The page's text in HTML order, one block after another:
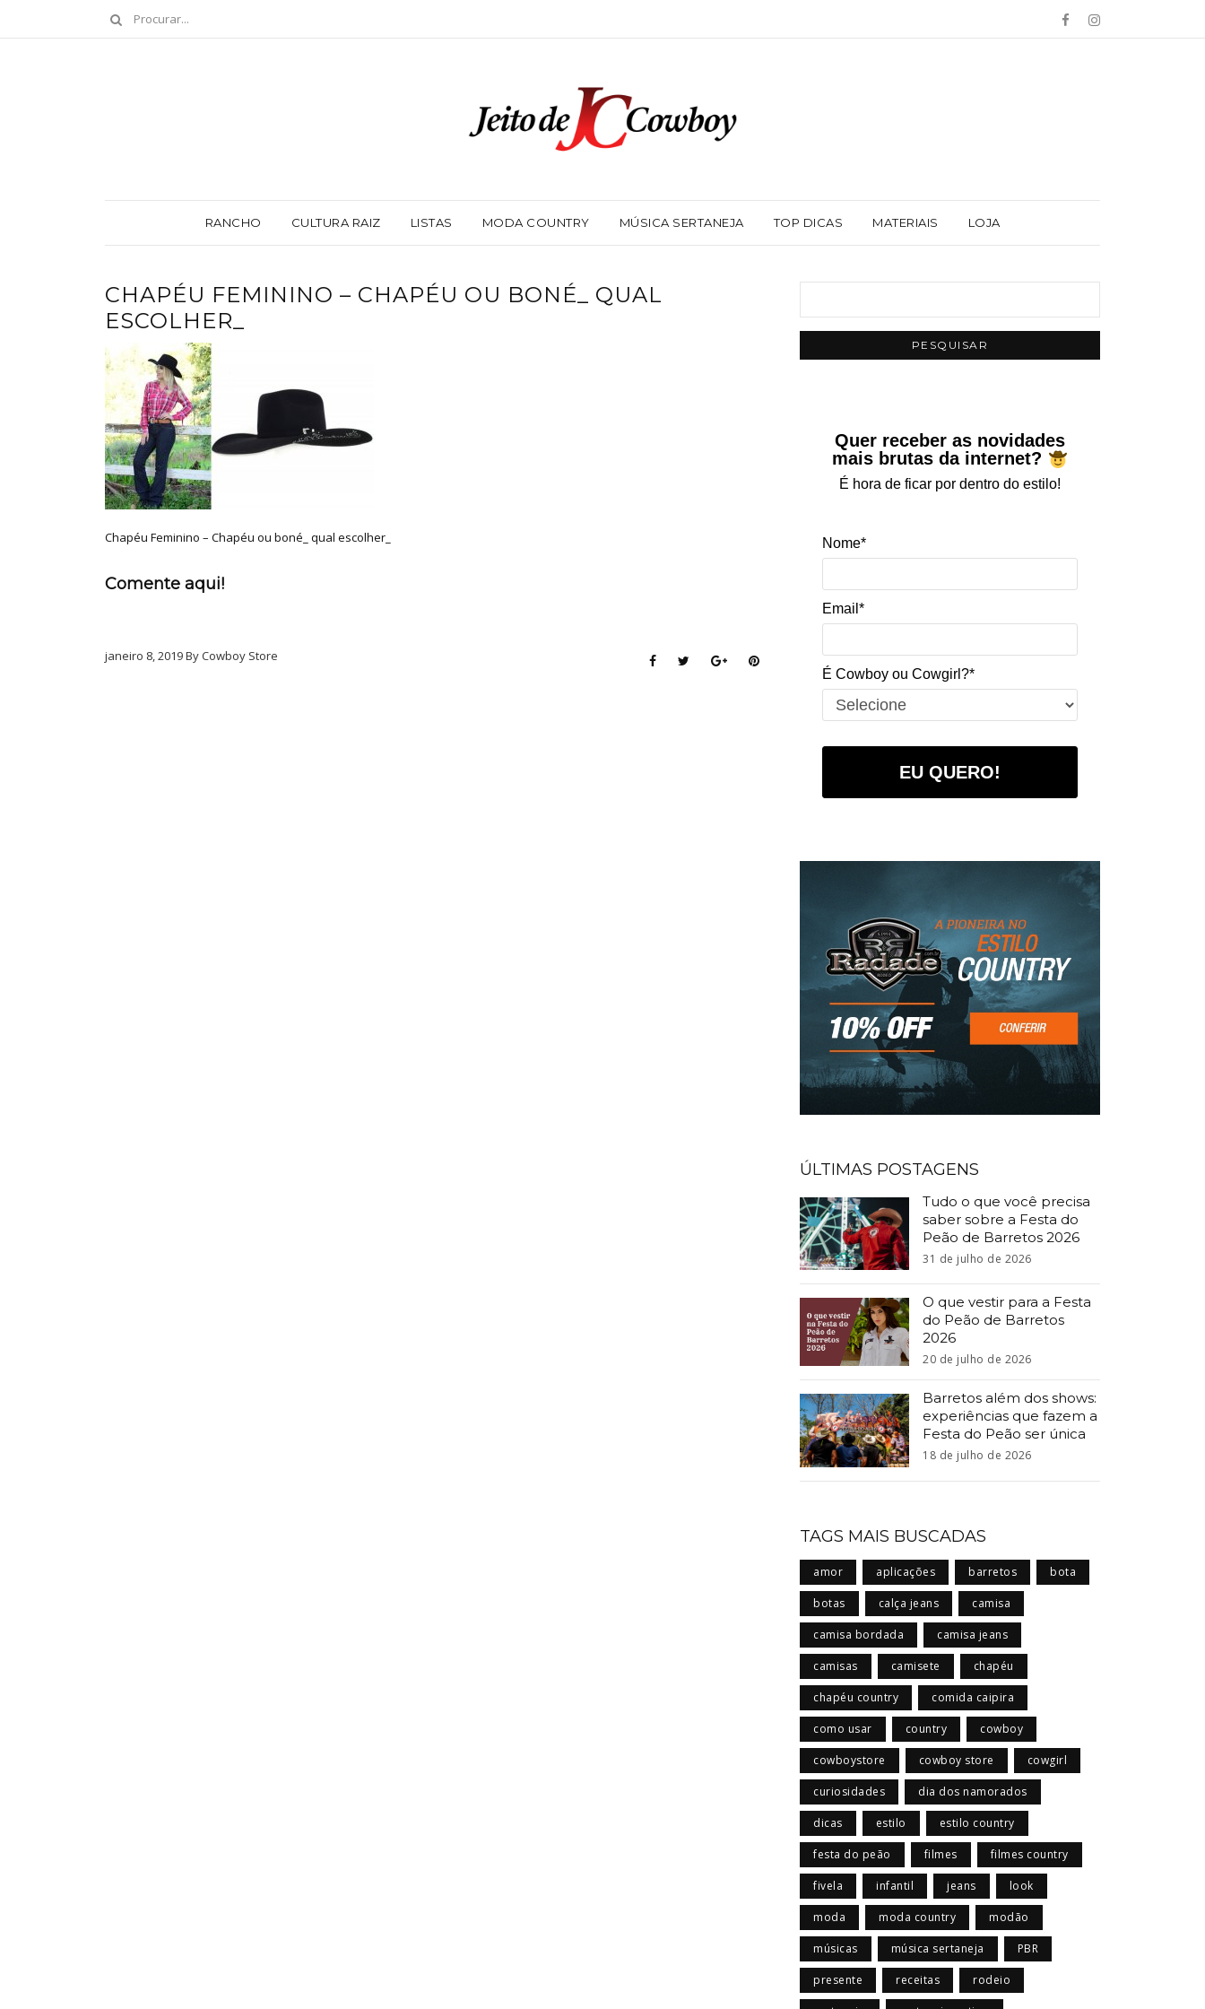
RANCHO CULTURA RAIZ LISTAS MODA COUNTRY MÚSICA SERTANEJA TOP DICAS MATERIAIS LOJA
CHAPÉU FEMININO – CHAPÉU OU BONÉ_ QUAL
ESCOLHER_
Chapéu Feminino – Chapéu ou boné_ qual escolher_
Comente aqui!
janeiro 8, 2019 By Cowboy Store
Quer receber as novidades
mais brutas da internet?
É hora de ficar por dentro do estilo!
Nome*
Email*
É Cowboy ou Cowgirl?*
EU QUERO!
ÚLTIMAS POSTAGENS
Tudo o que você precisa
saber sobre a Festa do
Peão de Barretos 2026
31 de julho de 2026
O que vestir para a Festa
do Peão de Barretos
2026
20 de julho de 2026
Barretos além dos shows:
experiências que fazem a
Festa do Peão ser única
18 de julho de 2026
TAGS MAIS BUSCADAS
amor aplicações barretos bota
botas calça jeans camisa
camisa bordada camisa jeans
camisas camisete chapéu
chapéu country comida caipira
como usar country cowboy
cowboystore cowboy store cowgirl
curiosidades dia dos namorados
dicas estilo estilo country
festa do peão filmes filmes country
fivela infantil jeans look
moda moda country modão
músicas música sertaneja PBR
presente receitas rodeio